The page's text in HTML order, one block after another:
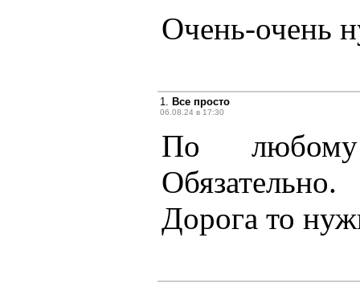
Очень-очень
1. Все просто
06.08.24 в 17:30
По любому
Дорога то